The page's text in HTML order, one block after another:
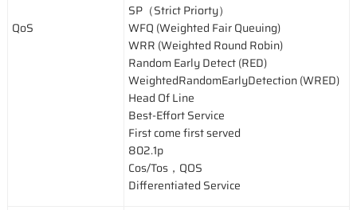
QoS
SP（Strict Priorty）
WFQ (Weighted Fair Queuing)
WRR (Weighted Round Robin)
Random Early Detect (RED)
WeightedRandomEarlyDetection (WRED)
Head Of Line
Best-Effort Service
First come first served
802.1p
Cos/Tos，QOS
Differentiated Service